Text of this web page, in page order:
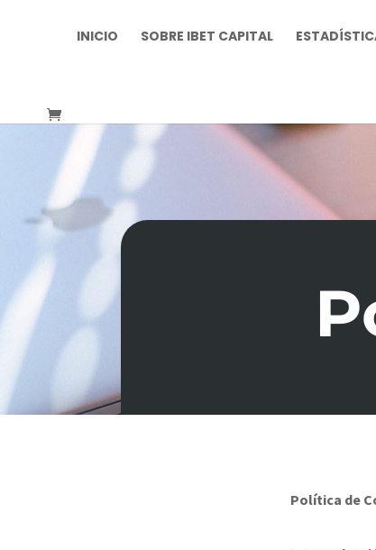
INICIO SOBRE IBET CAPITAL
Política de